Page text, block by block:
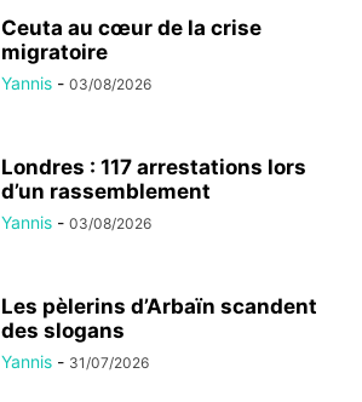
Ceuta au cœur de la crise
migratoire
Yannis - 03/08/2026
Londres : 117 arrestations lors
d’un rassemblement
Yannis - 03/08/2026
Les pèlerins d’Arbaïn scandent
des slogans
Yannis - 31/07/2026